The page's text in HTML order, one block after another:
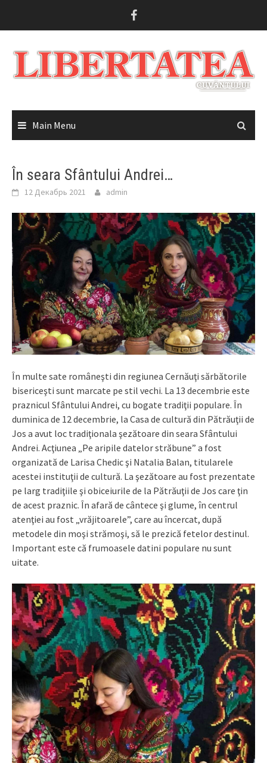
Main Menu
În seara Sfântului Andrei…
12 Декабрь 2021 admin
În multe sate româneşti din regiunea Cernăuţi sărbătorile
bisericeşti sunt marcate pe stil vechi. La 13 decembrie este
praznicul Sfântului Andrei, cu bogate tradiţii populare. În
duminica de 12 decembrie, la Casa de cultură din Pătrăuţii de
Jos a avut loc tradiţionala şezătoare din seara Sfântului
Andrei. Acţiunea „Pe aripile datelor străbune” a fost
organizată de Larisa Chedic şi Natalia Balan, titularele
acestei instituţii de cultură. La şezătoare au fost prezentate
pe larg tradiţiile şi obiceiurile de la Pătrăuţii de Jos care ţin
de acest praznic. În afară de cântece şi glume, în centrul
atenţiei au fost „vrăjitoarele”, care au încercat, după
metodele din moşi strămoşi, să le prezică fetelor destinul.
Important este că frumoasele datini populare nu sunt
uitate.